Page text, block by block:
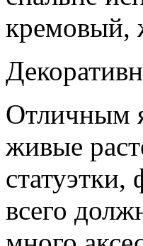
кремовый,
Отличным
живые
всего